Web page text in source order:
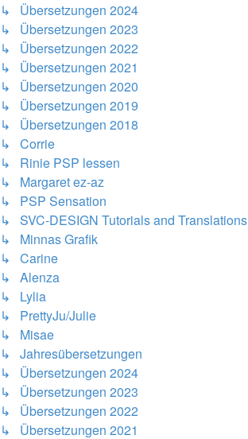
↳ Übersetzungen 2024
↳ Übersetzungen 2023
↳ Übersetzungen 2022
↳ Übersetzungen 2021
↳ Übersetzungen 2020
↳ Übersetzungen 2019
↳ Übersetzungen 2018
↳ Corrie
↳ Rinie PSP lessen
↳ Margaret ez-az
↳ PSP Sensation
↳ SVC-DESIGN Tutorials and Translations
↳ Minnas Grafik
↳ Carine
↳ Alenza
↳ Lylia
↳ PrettyJu/Julie
↳ Misae
↳ Jahresübersetzungen
↳ Übersetzungen 2024
↳ Übersetzungen 2023
↳ Übersetzungen 2022
↳ Übersetzungen 2021